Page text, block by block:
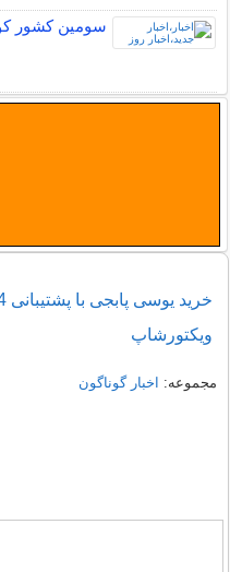
سومین کشور
ویکتورشاپ
مجموعه: اخبار گوناگون